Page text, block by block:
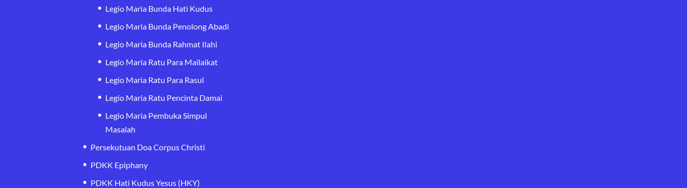
Legio Maria Bunda Hati Kudus
Legio Maria Bunda Penolong Abadi
Legio Maria Bunda Rahmat Ilahi
Legio Maria Ratu Para Mailaikat
Legio Maria Ratu Para Rasul
Legio Maria Ratu Pencinta Damai
Legio Maria Pembuka Simpul
Masalah
Persekutuan Doa Corpus Christi
PDKK Epiphany
PDKK Hati Kudus Yesus (HKY)